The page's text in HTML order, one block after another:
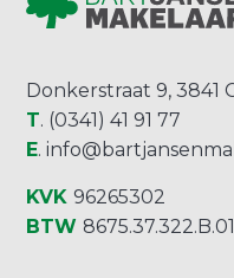
Donkerstraat 9, 3841
T. (0341) 41 91 77
E.
KVK96265302
BTW8675.37.322.B.01